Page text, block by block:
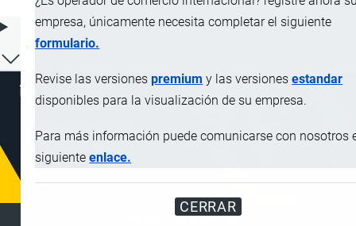
empresa, únicamente necesita completar el siguiente
formulario.
Revise las versionespremium y las versionesestandar
disponibles para la visualización de su empresa.
Para más información puede comunicarse con nosotros
siguienteenlace.
CERRAR
ÍNDICE DE CONTENIDOS